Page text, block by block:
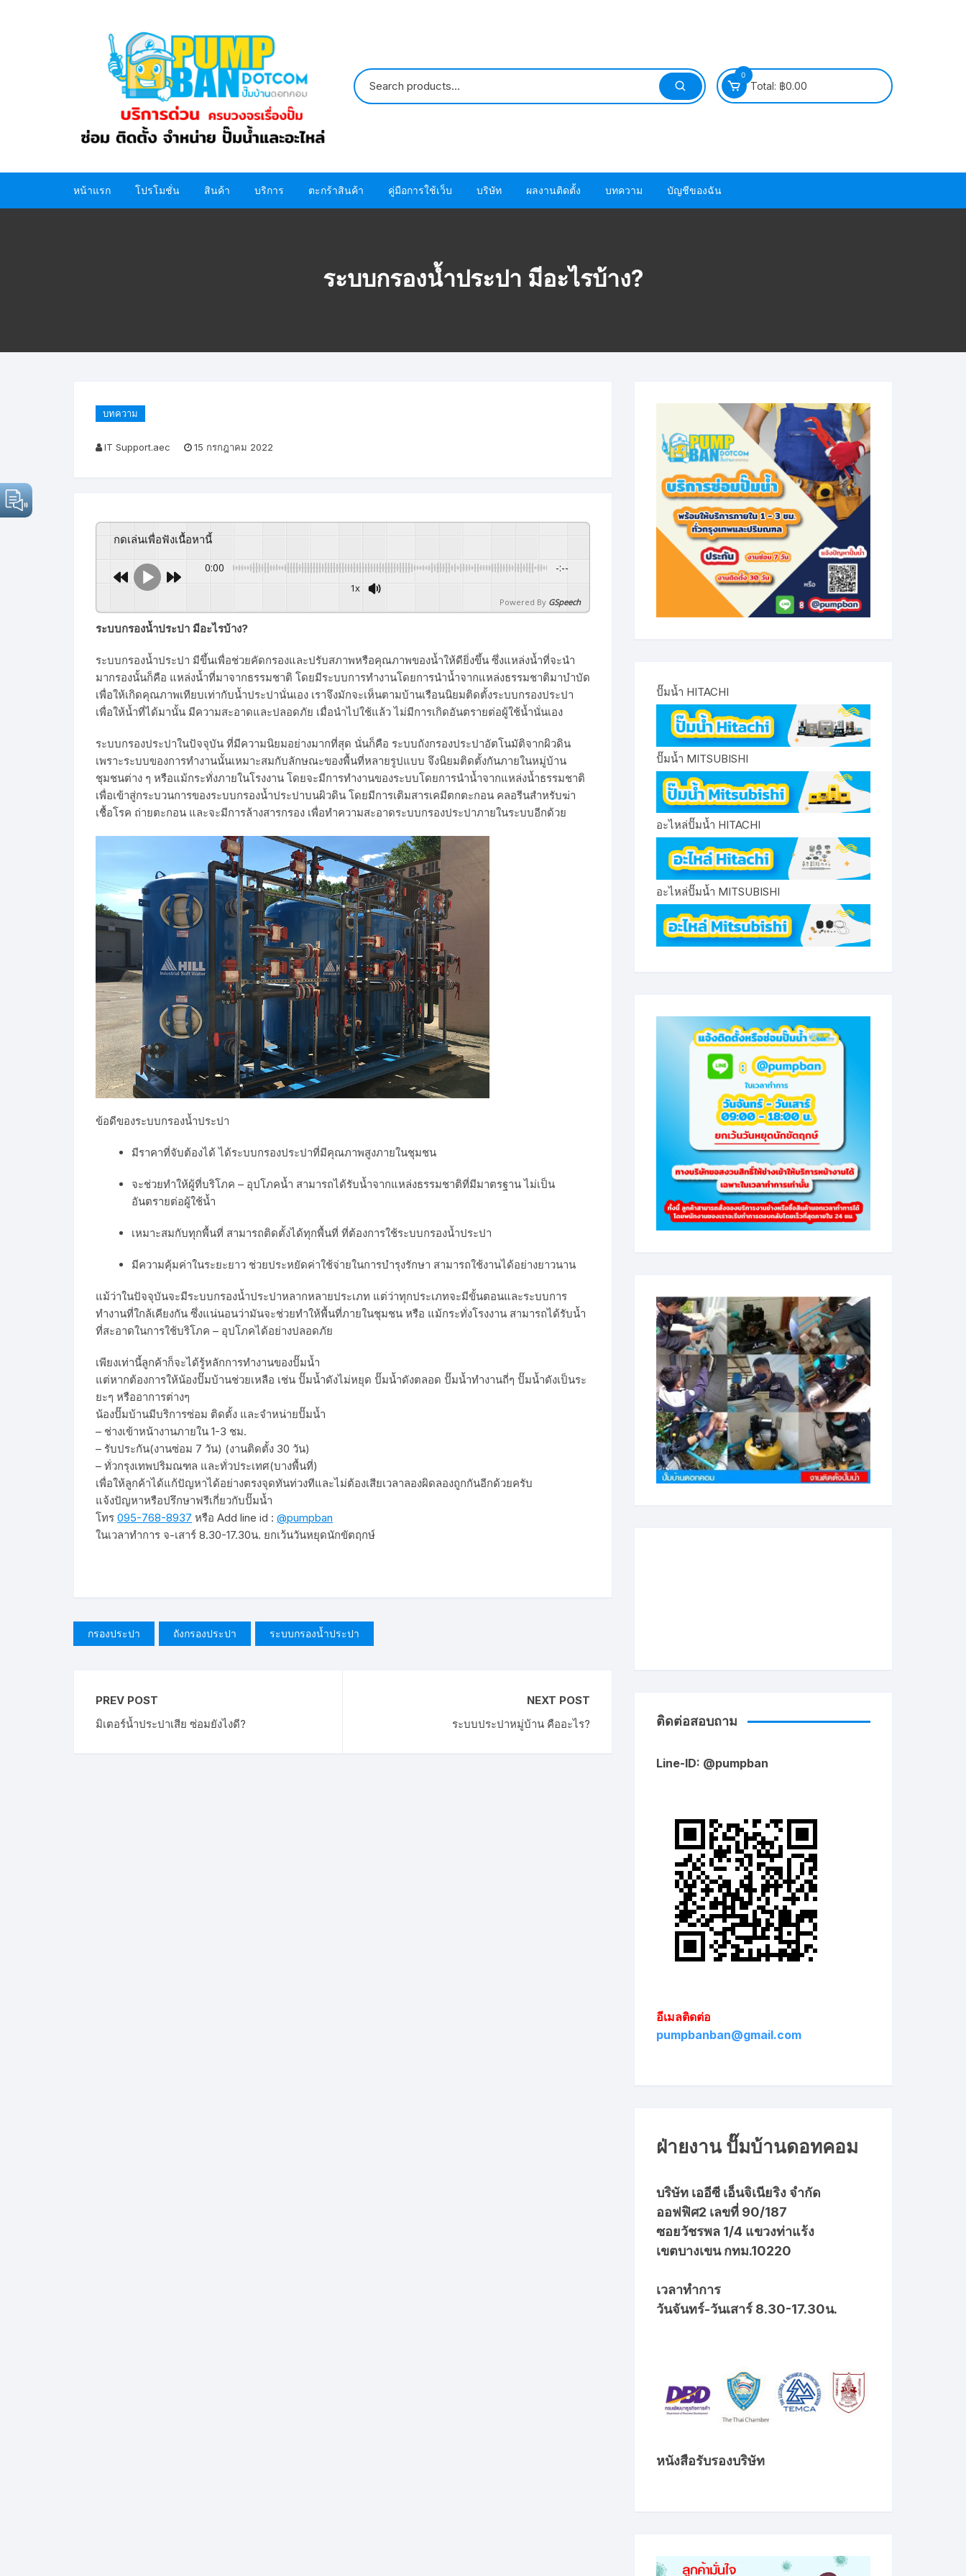
0
Total: ฿0.00
หน้าแรก โปรโมชั่น สินค้า
ปั๊มน้ำ MITSUBISHI
อะไหล่ปั๊มน้ำ HITACHI
HITACHI
บริการ ตะกร้าสินค้า คู่มือการใช้เว็บ
ขั้นตอนการสั่งซื้อสินค้า
บริษัท ผลงานติดตั้ง บทความ บัญชีของฉัน
ระบบกรองน้ำประปา มีอะไรบ้าง?
บทความ
IT Support.aec 15 กรกฎาคม 2022
กดเล่นเพื่อฟังเนื้อหานี้
0:00 -:--
1x
Powered By GSpeech
ระบบกรองน้ำประปา มีอะไรบ้าง?
ระบบกรองน้ำประปา มีขึ้นเพื่อช่วยคัดกรองและปรับสภาพหรือคุณภาพของน้ำให้ดียิ่งขึ้น ซึ่งแหล่งน้ำที่จะนำ
มากรองนั้นก็คือ แหล่งน้ำที่มาจากธรรมชาติ โดยมีระบบการทำงานโดยการนำน้ำจากแหล่งธรรมชาติมาบำบัด
เพื่อให้เกิดคุณภาพเทียบเท่ากับน้ำประปานั่นเอง เราจึงมักจะเห็นตามบ้านเรือนนิยมติดตั้งระบบกรองประปา
เพื่อให้น้ำที่ได้มานั้น มีความสะอาดและปลอดภัย เมื่อนำไปใช้แล้ว ไม่มีการเกิดอันตรายต่อผู้ใช้น้ำนั่นเอง
ระบบกรองประปาในปัจจุบัน ที่มีความนิยมอย่างมากที่สุด นั่นก็คือ ระบบถังกรองประปาอัตโนมัติจากผิวดิน
เพราะระบบของการทำงานนั้นเหมาะสมกับลักษณะของพื้นที่หลายรูปแบบ จึงนิยมติดตั้งกันภายในหมู่บ้าน
ชุมชนต่าง ๆ หรือแม้กระทั่งภายในโรงงาน โดยจะมีการทำงานของระบบโดยการนำน้ำจากแหล่งน้ำธรรมชาติ
เพื่อเข้าสู่กระบวนการของระบบกรองน้ำประปาบนผิวดิน โดยมีการเติมสารเคมีตกตะกอน คลอรีนสำหรับฆ่า
เชื้อโรค ถ่ายตะกอน และจะมีการล้างสารกรอง เพื่อทำความสะอาดระบบกรองประปาภายในระบบอีกด้วย
ข้อดีของระบบกรองน้ำประปา
มีราคาที่จับต้องได้ ได้ระบบกรองประปาที่มีคุณภาพสูงภายในชุมชน
จะช่วยทำให้ผู้ที่บริโภค – อุปโภคน้ำ สามารถได้รับน้ำจากแหล่งธรรมชาติที่มีมาตรฐาน ไม่เป็น
อันตรายต่อผู้ใช้น้ำ
เหมาะสมกับทุกพื้นที่ สามารถติดตั้งได้ทุกพื้นที่ ที่ต้องการใช้ระบบกรองน้ำประปา
มีความคุ้มค่าในระยะยาว ช่วยประหยัดค่าใช้จ่ายในการบำรุงรักษา สามารถใช้งานได้อย่างยาวนาน
แม้ว่าในปัจจุบันจะมีระบบกรองน้ำประปาหลากหลายประเภท แต่ว่าทุกประเภทจะมีขั้นตอนและระบบการ
ทำงานที่ใกล้เคียงกัน ซึ่งแน่นอนว่ามันจะช่วยทำให้พื้นที่ภายในชุมชน หรือ แม้กระทั่งโรงงาน สามารถได้รับน้ำ
ที่สะอาดในการใช้บริโภค – อุปโภคได้อย่างปลอดภัย
เพียงเท่านี้ลูกค้าก็จะได้รู้หลักการทำงานของปั๊มน้ำ
แต่หากต้องการให้น้องปั๊มบ้านช่วยเหลือ เช่น ปั๊มน้ำดังไม่หยุด ปั๊มน้ำดังตลอด ปั๊มน้ำทำงานถี่ๆ ปั๊มน้ำดังเป็นระ
ยะๆ หรืออาการต่างๆ
น้องปั๊มบ้านมีบริการซ่อม ติดตั้ง และจำหน่ายปั๊มน้ำ
– ช่างเข้าหน้างานภายใน 1-3 ชม.
– รับประกัน(งานซ่อม 7 วัน) (งานติดตั้ง 30 วัน)
– ทั่วกรุงเทพปริมณฑล และทั่วประเทศ(บางพื้นที่)
เพื่อให้ลูกค้าได้แก้ปัญหาได้อย่างตรงจุดทันท่วงทีและไม่ต้องเสียเวลาลองผิดลองถูกกันอีกด้วยครับ
แจ้งปัญหาหรือปรึกษาฟรีเกี่ยวกับปั๊มน้ำ
โทร 095-768-8937 หรือ Add line id : @pumpban
ในเวลาทำการ จ-เสาร์ 8.30-17.30น. ยกเว้นวันหยุดนักขัตฤกษ์
กรองประปา ถังกรองประปา ระบบกรองน้ำประปา
PREV POST
มิเตอร์น้ำประปาเสีย ซ่อมยังไงดี?
NEXT POST
ระบบประปาหมู่บ้าน คืออะไร?
ปั๊มน้ำ HITACHI
ปั๊มน้ำ MITSUBISHI
อะไหล่ปั๊มน้ำ HITACHI
อะไหล่ปั๊มน้ำ MITSUBISHI
ติดต่อสอบถาม
Line-ID: @pumpban
อีเมลติดต่อ
pumpbanban@gmail.com
ฝ่ายงาน ปั๊มบ้านดอทคอม
บริษัท เออีซี เอ็นจิเนียริง จำกัด
ออฟฟิศ2 เลขที่ 90/187
ซอยวัชรพล 1/4 แขวงท่าแร้ง
เขตบางเขน กทม.10220
เวลาทำการ
วันจันทร์-วันเสาร์ 8.30-17.30น.
หนังสือรับรองบริษัท